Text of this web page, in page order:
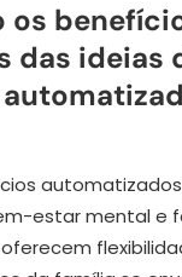
os
das ideias
estar mental e
oferecem